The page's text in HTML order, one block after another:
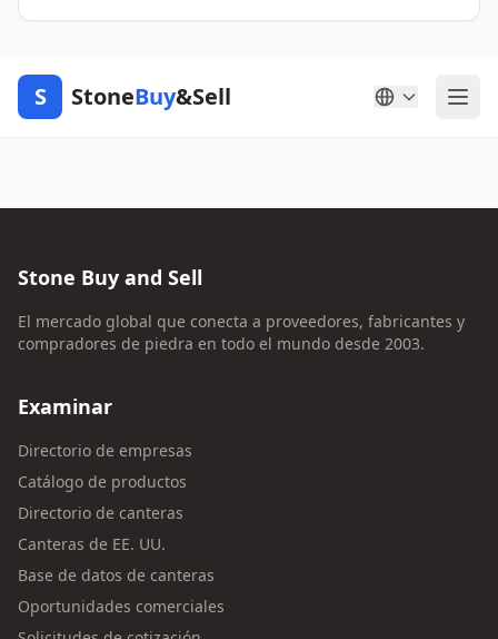
S StoneBuy&Sell
Stone Buy and Sell
El mercado global que conecta a proveedores, fabricantes y
compradores de piedra en todo el mundo desde 2003.
Examinar
Directorio de empresas
Catálogo de productos
Directorio de canteras
Canteras de EE. UU.
Base de datos de canteras
Oportunidades comerciales